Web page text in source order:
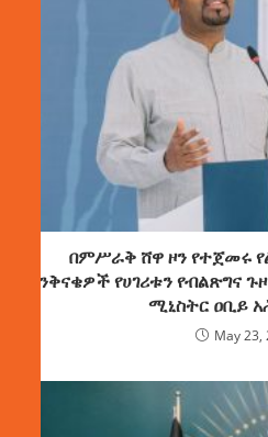
በምሥራቅ ሸዋ ዞን የተጀመሩ
ንቅናቄዎች የሀገሪቱን የብልጽግና
ሚኒስትር ዐቢይ
May 23,